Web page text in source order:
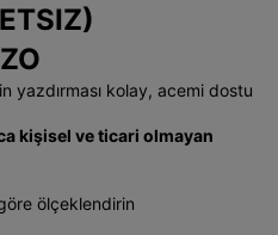
yazdırması kolay, acemi dostu
kişisel ve ticari olmayan
ölçeklendirin